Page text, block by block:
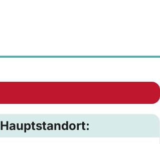
Hauptstandort: